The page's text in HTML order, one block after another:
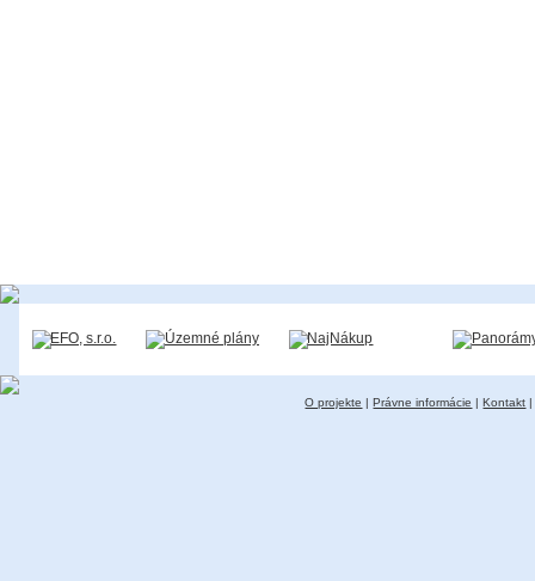
O projekte |Právne informácie |Kontakt